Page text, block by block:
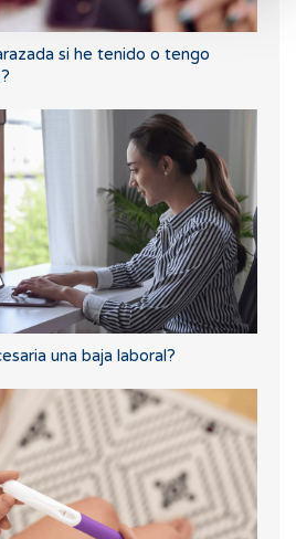
si he tenido o tengo
una baja laboral?